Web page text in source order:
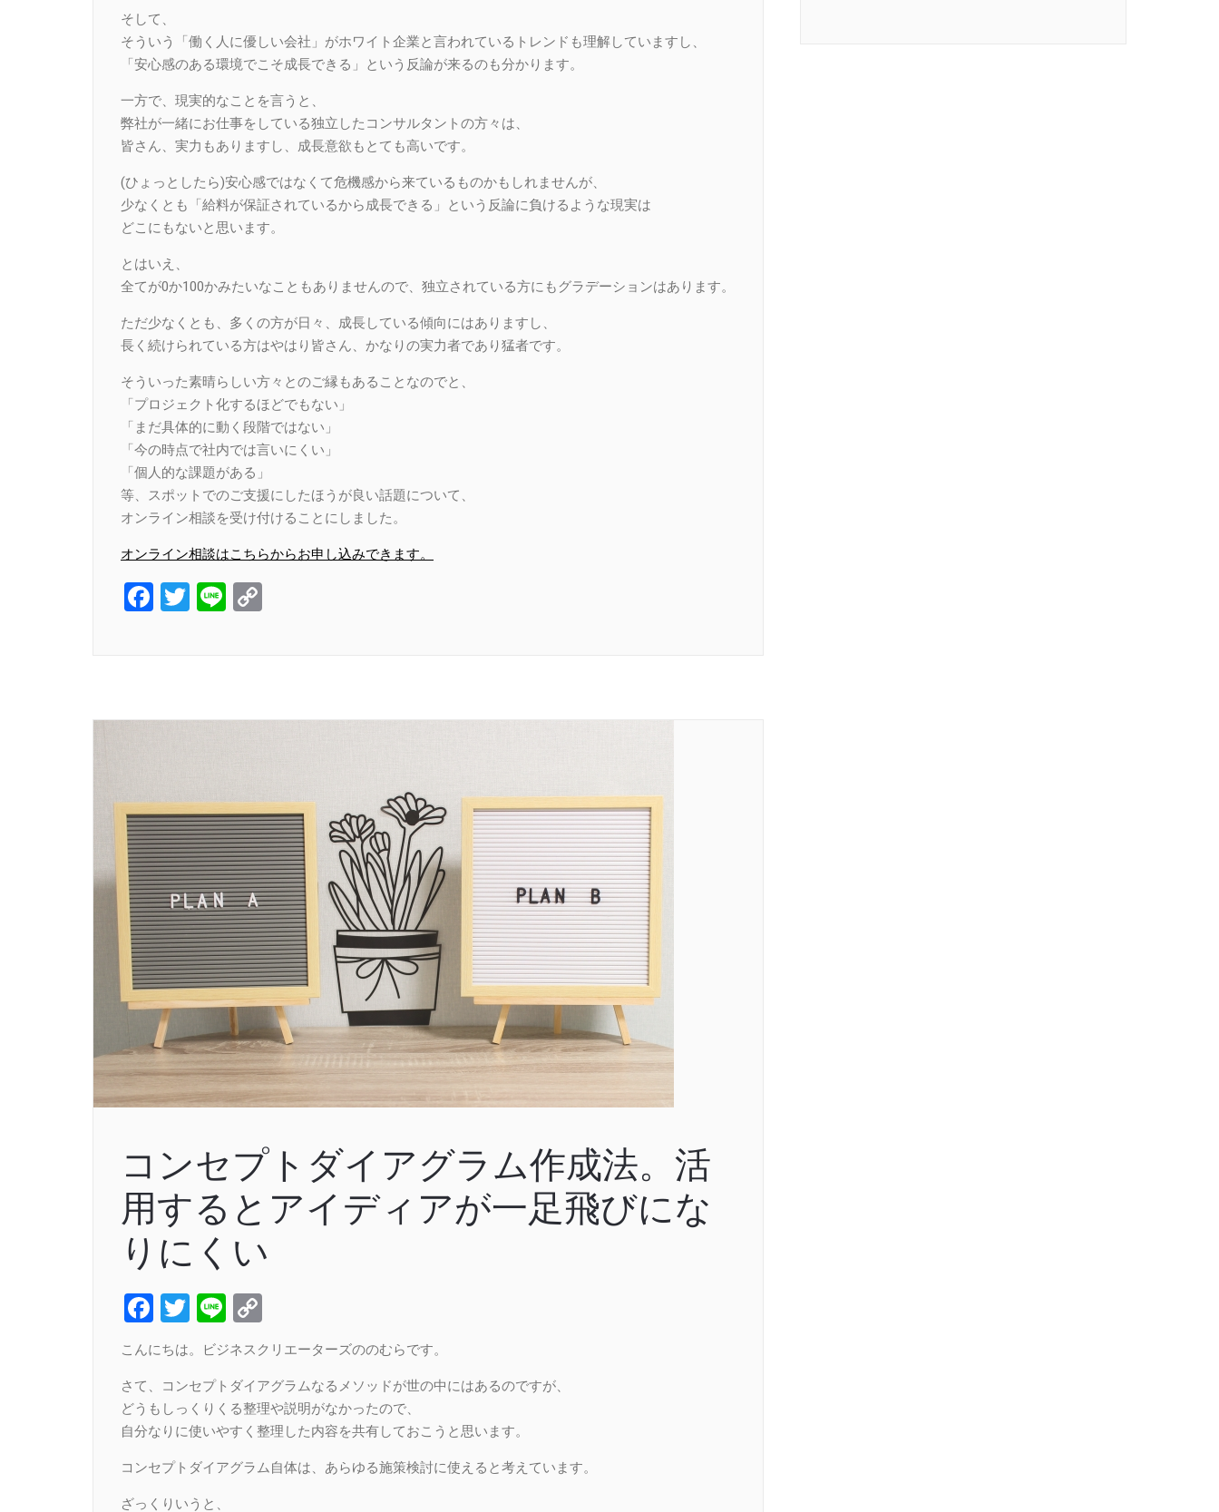
そして、
そういう「働く人に優しい会社」がホワイト企業と言われているトレンドも理解していますし、
「安心感のある環境でこそ成長できる」という反論が来るのも分かります。
一方で、現実的なことを言うと、
弊社が一緒にお仕事をしている独立したコンサルタントの方々は、
皆さん、実力もありますし、成長意欲もとても高いです。
(ひょっとしたら)安心感ではなくて危機感から来ているものかもしれませんが、
少なくとも「給料が保証されているから成長できる」という反論に負けるような現実は
どこにもないと思います。
とはいえ、
全てが0か100かみたいなこともありませんので、独立されている方にもグラデーションはあります。
ただ少なくとも、多くの方が日々、成長している傾向にはありますし、
長く続けられている方はやはり皆さん、かなりの実力者であり猛者です。
そういった素晴らしい方々とのご縁もあることなのでと、
「プロジェクト化するほどでもない」
「まだ具体的に動く段階ではない」
「今の時点で社内では言いにくい」
「個人的な課題がある」
等、スポットでのご支援にしたほうが良い話題について、
オンライン相談を受け付けることにしました。
オンライン相談はこちらからお申し込みできます。
Facebook
Twitter
Line
コンセプトダイアグラム作成法。活
用するとアイディアが一足飛びにな
りにくい
Facebook
Twitter
Line
Link
こんにちは。ビジネスクリエーターズののむらです。
さて、コンセプトダイアグラムなるメソッドが世の中にはあるのですが、
どうもしっくりくる整理や説明がなかったので、
自分なりに使いやすく整理した内容を共有しておこうと思います。
コンセプトダイアグラム自体は、あらゆる施策検討に使えると考えています。
ざっくりいうと、